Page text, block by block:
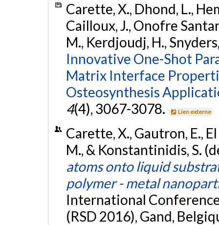
Carette, X., Dhond, L.,
Cailloux, J., Onofre
M., Kerdjoudj, H.,
Innovative One-Shot
Matrix Interface
Osteosynthesis
4(4), 3067-3078. Lien externe
Carette, X., Gautron, E.,
M., & Konstantinidis, S.
atoms onto liquid
polymer - metal
International
(RSD 2016), Gand,